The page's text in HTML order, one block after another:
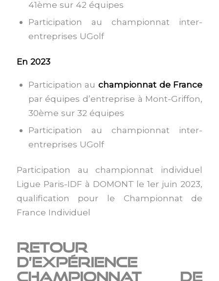
41ème sur 42 équipes
Participation au championnat inter-
entreprises UGolf
En 2023
Participation auchampionnat de France
par équipes d’entreprise à Mont-Griffon,
30ème sur 32 équipes
Participation au championnat inter-
entreprises UGolf
Participation au championnat individuel
Ligue Paris-IDF à DOMONT le 1er juin 2023,
qualification pour le Championnat de
France Individuel
Retour
d’expérience
championnat de